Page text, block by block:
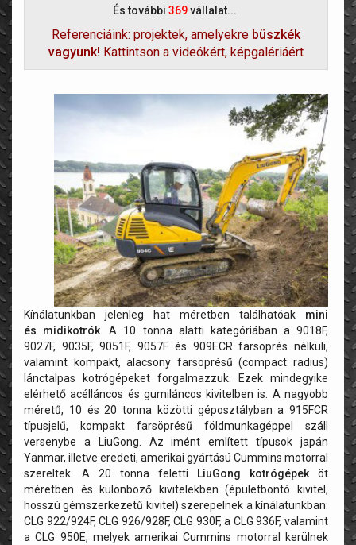
És további 369vállalat...
Referenciáink: projektek, amelyekre büszkék
vagyunk! Kattintson a videókért, képgalériáért
Kínálatunkban jelenleg hat méretben találhatóak mini
és midikotrók . A 10 tonna alatti kategóriában a 9018F,
9027F, 9035F, 9051F, 9057F és 909ECR farsöprés nélküli,
valamint kompakt, alacsony farsöprésű (compact radius)
lánctalpas kotrógépeket forgalmazzuk. Ezek mindegyike
elérhető acélláncos és gumiláncos kivitelben is. A nagyobb
méretű, 10 és 20 tonna közötti géposztályban a 915FCR
típusjelű, kompakt farsöprésű földmunkagéppel száll
versenybe a LiuGong. Az imént említett típusok japán
Yanmar, illetve eredeti, amerikai gyártású Cummins motorral
szereltek. A 20 tonna feletti
LiuGong kotrógépek öt
méretben és különböző kivitelekben (épületbontó kivitel,
hosszú gémszerkezetű kivitel) szerepelnek a kínálatunkban:
CLG 922/924F, CLG 926/928F, CLG 930F, a CLG 936F, valamint
a CLG 950E, melyek amerikai Cummins motorral kerülnek